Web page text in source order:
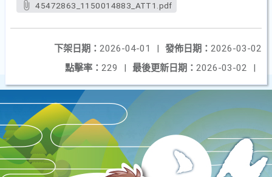
45472863_1150014883_ATT1.pdf
發佈日期： 2026-03-02
下架日期： 2026-04-01
|
最後更新日期： 2026-03-02 |
點擊率： 229 |